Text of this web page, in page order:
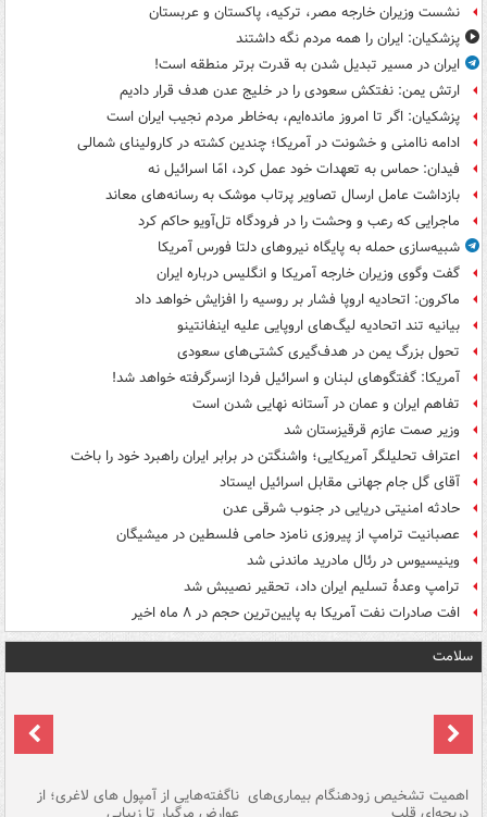
نشست وزیران خارجه مصر، ترکیه، پاکستان و عربستان
پزشکیان: ایران را همه مردم نگه داشتند
ایران در مسیر تبدیل شدن به قدرت برتر منطقه است!
ارتش یمن: نفتکش سعودی را در خلیج عدن هدف قرار دادیم
پزشکیان: اگر تا امروز مانده‌ایم، به‌خاطر مردم نجیب ایران است
ادامه ناامنی و خشونت در آمریکا؛ چندین کشته در کارولینای شمالی
فیدان: حماس به تعهدات خود عمل کرد، امّا اسرائیل نه
بازداشت عامل ارسال تصاویر پرتاب موشک به رسانه‌های معاند
ماجرایی که رعب و وحشت را در فرودگاه تل‌آویو حاکم کرد
شبیه‌سازی حمله به پایگاه نیروهای دلتا فورس آمریکا
گفت وگوی وزیران خارجه آمریکا و انگلیس درباره ایران
ماکرون: اتحادیه اروپا فشار بر روسیه را افزایش خواهد داد
بیانیه تند اتحادیه لیگ‌های اروپایی علیه اینفانتینو
تحول بزرگ یمن در هدف‌گیری کشتی‌های سعودی
آمریکا: گفتگوهای لبنان و اسرائیل فردا ازسرگرفته خواهد شد!
تفاهم ایران و عمان در آستانه نهایی شدن است
وزیر صمت عازم قرقیزستان شد
اعتراف تحلیلگر آمریکایی؛ واشنگتن در برابر ایران راهبرد خود را باخت
آقای گل جام جهانی مقابل اسرائیل ایستاد
حادثه امنیتی دریایی در جنوب شرقی عدن
عصبانیت ترامپ از پیروزی نامزد حامی فلسطین در میشیگان
وینیسیوس در رئال مادرید ماندنی شد
ترامپ وعدۀ تسلیم ایران داد، تحقیر نصیبش شد
افت صادرات نفت آمریکا به پایین‌ترین حجم در ۸ ماه اخیر
سلامت
اهمیت تشخیص زودهنگام بیماری‌های ناگفته‌هایی از آمپول های لاغری؛ از